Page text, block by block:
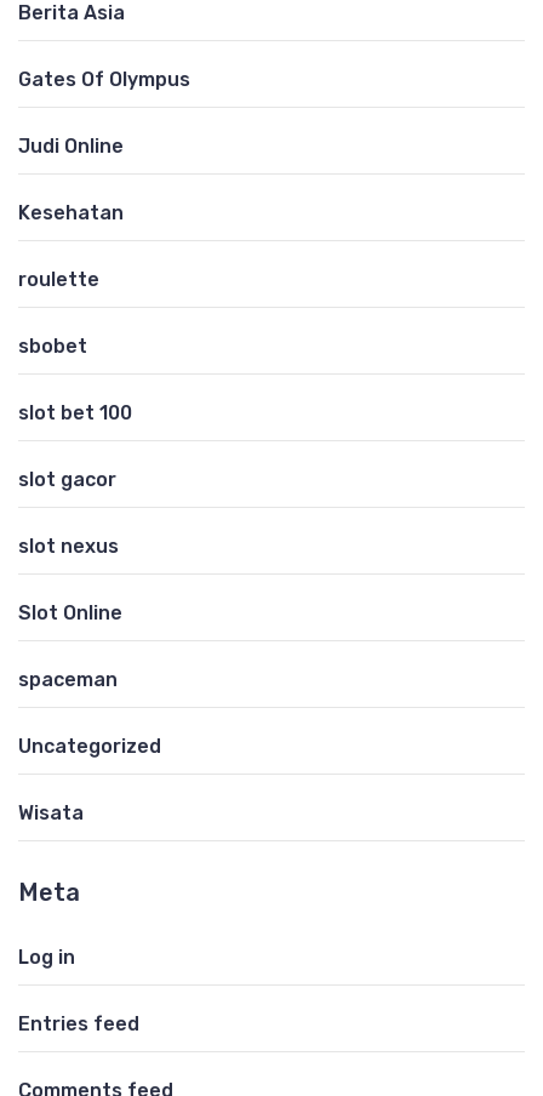
Berita Asia
Gates Of Olympus
Judi Online
Kesehatan
roulette
sbobet
slot bet 100
slot gacor
slot nexus
Slot Online
spaceman
Uncategorized
Wisata
Meta
Log in
Entries feed
Comments feed